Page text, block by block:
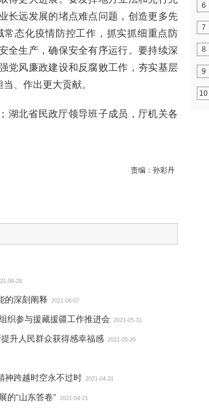
长远发展的堵点难点问题，创造更多先
态化疫情防控工作，抓实抓细重点防
全生产，确保安全有序运行。要持续深
党风廉政建设和反腐败工作，夯实基层
当、作出更大贡献。
湖北省民政厅领导班子成员，厅机关各
责编： 孙彩丹
06-28
的深刻阐释 2021-06-07
织参与援藏援疆工作推进会 2021-05-31
升人民群众获得感幸福感 2021-05-20
神跨越时空永不过时 2021-04-21
的“山东答卷” 2021-04-21
6
7
8
9
10